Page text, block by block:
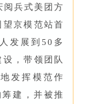
阅兵式美团方
京模范站首
发展到50多
，带领团队
发挥模范作
建，并被推